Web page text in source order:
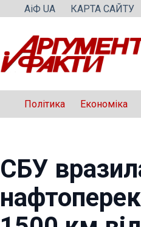
Перейти
вмісту
АіФ UA КАРТА САЙТУ
Політика Економіка
СБУ